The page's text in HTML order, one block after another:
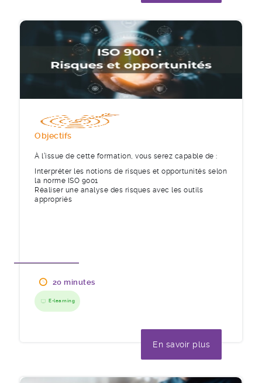
Objectifs
À l’issue de cette formation, vous serez capable de :
Interpréter les notions de risques et opportunités selon
la norme ISO 9001
Réaliser une analyse des risques avec les outils
appropriés
20 minutes
E-learning
En savoir plus